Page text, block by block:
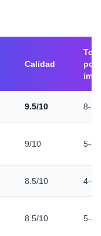
Calidad
por
9.5/10 8-10
9/10 5-8
8.5/10 4-6
8.5/10 5-8